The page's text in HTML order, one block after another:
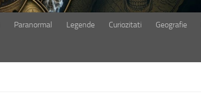
Paranormal Legende Curiozitati Geografie